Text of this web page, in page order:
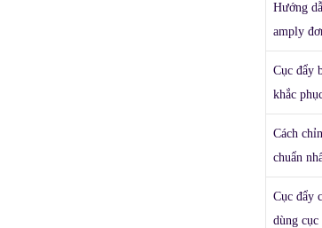
Hướng
amply
Cục đẩy
khắc
Cách
chuẩn
Cục đẩy
dùng cục